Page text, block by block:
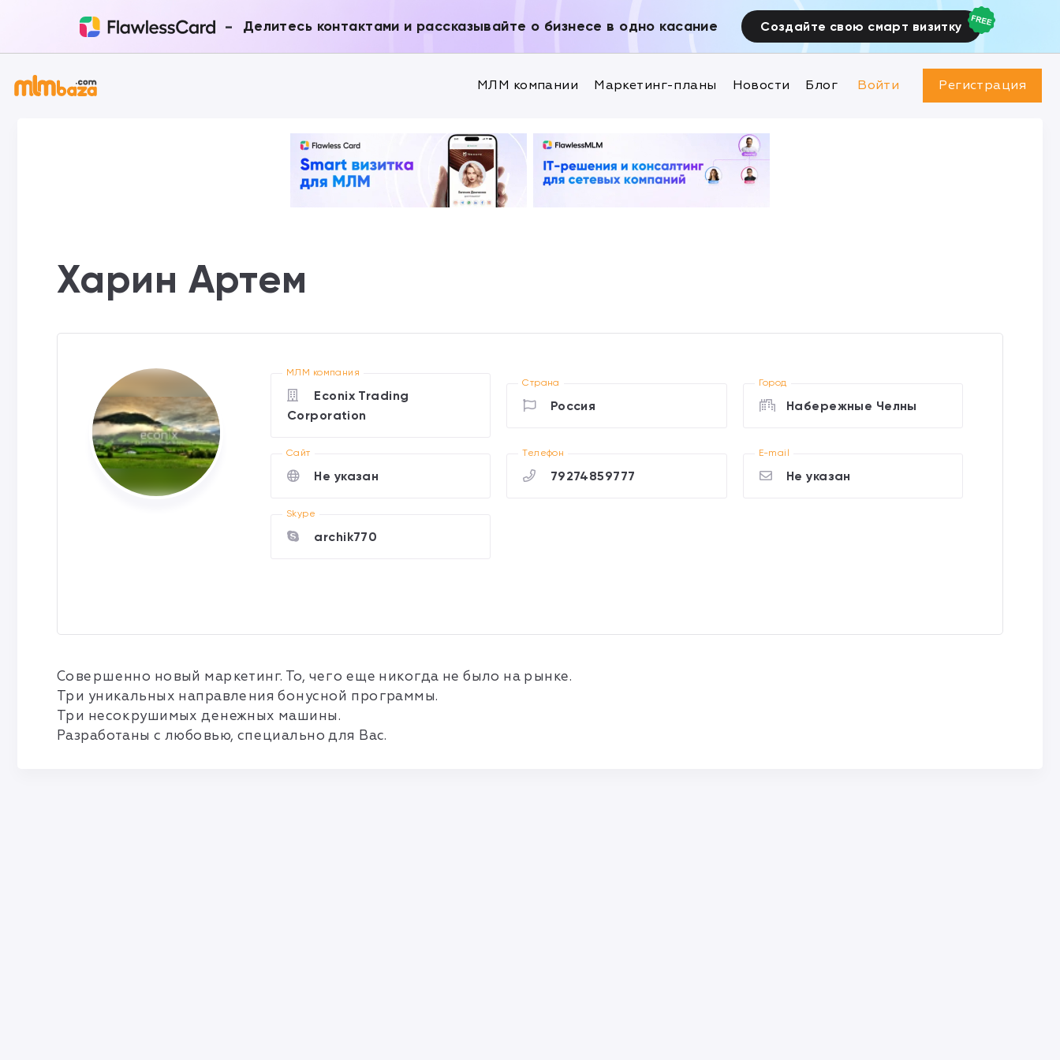
- Делитесь контактами и рассказывайте о бизнесе в одно касание Создайте свою смарт визитку
МЛМ компании Маркетинг-планы Новости Блог Войти Регистрация
Харин Артем
МЛМ компания
Econix Trading
Corporation
Страна
Россия
Город
Набережные Челны
Cайт
Не указан
Телефон
79274859777
E-mail
Не указан
Skype
archik770
Совершенно новый маркетинг. То, чего еще никогда не было на рынке.
Три уникальных направления бонусной программы.
Три несокрушимых денежных машины.
Разработаны с любовью, специально для Вас.